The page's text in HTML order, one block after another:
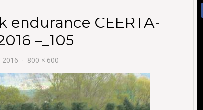
endurance CEERTA-
–_105
2016 800 × 600